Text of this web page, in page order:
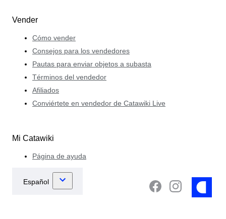
Vender
Cómo vender
Consejos para los vendedores
Pautas para enviar objetos a subasta
Términos del vendedor
Afiliados
Conviértete en vendedor de Catawiki Live
Mi Catawiki
Página de ayuda